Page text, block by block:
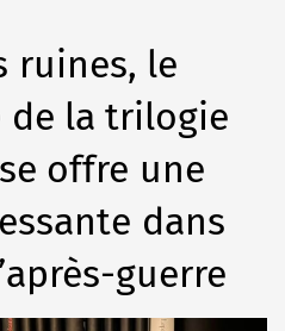
ruines, le
de la trilogie
offre une
dans
guerre